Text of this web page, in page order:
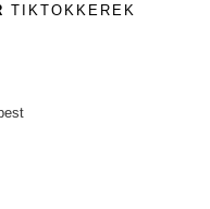
TIKTOKKEREK